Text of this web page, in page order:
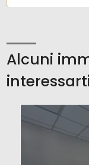
Alcuni